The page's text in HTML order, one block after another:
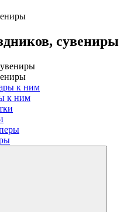
сувениры
к ним